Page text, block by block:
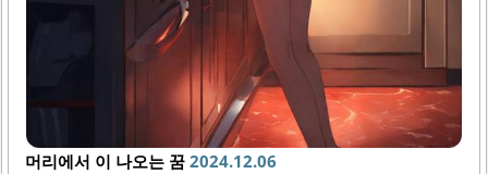
머리에서 이 나오는 꿈 2024.12.06